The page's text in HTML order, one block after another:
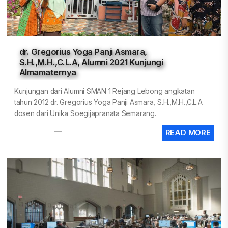
dr. Gregorius Yoga Panji Asmara,
S.H.,M.H.,C.L.A, Alumni 2021 Kunjungi
Almamaternya
Kunjungan dari Alumni SMAN 1 Rejang Lebong angkatan
tahun 2012 dr. Gregorius Yoga Panji Asmara, S.H.,M.H.,C.L.A
dosen dari Unika Soegijapranata Semarang.
READ MORE